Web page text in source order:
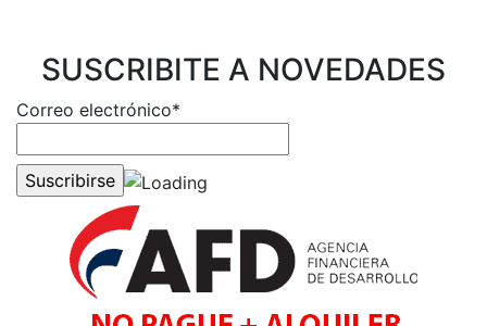
SUSCRIBITE A NOVEDADES
Correo electrónico*